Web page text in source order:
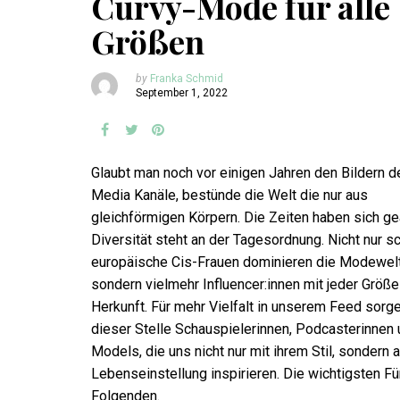
Größen
by Franka Schmid
September 1, 2022
Glaubt man noch vor einigen Jahren den Bildern
Media Kanäle, bestünde die Welt die nur aus
gleichförmigen Körpern. Die Zeiten haben sich
Diversität steht an der Tagesordnung. Nicht nur
europäische Cis-Frauen dominieren die
sondern vielmehr Influencer:innen mit jeder
Herkunft. Für mehr Vielfalt in unserem Feed
dieser Stelle Schauspielerinnen, Podcasterinnen
Models, die uns nicht nur mit ihrem Stil, sondern
Lebenseinstellung inspirieren. Die wichtigsten
Folgenden.